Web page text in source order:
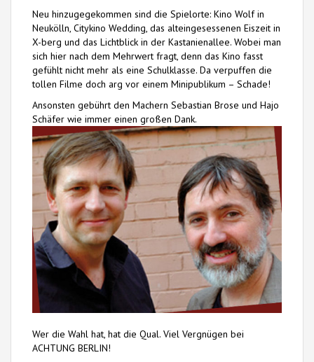
Neu hinzugegekommen sind die Spielorte: Kino Wolf in
Neukölln, Citykino Wedding, das alteingesessenen Eiszeit in
X-berg und das Lichtblick in der Kastanienallee. Wobei man
sich hier nach dem Mehrwert fragt, denn das Kino fasst
gefühlt nicht mehr als eine Schulklasse. Da verpuffen die
tollen Filme doch arg vor einem Minipublikum – Schade!
Ansonsten gebührt den Machern Sebastian Brose und Hajo
Schäfer wie immer einen großen Dank.
Wer die Wahl hat, hat die Qual. Viel Vergnügen bei
ACHTUNG BERLIN!